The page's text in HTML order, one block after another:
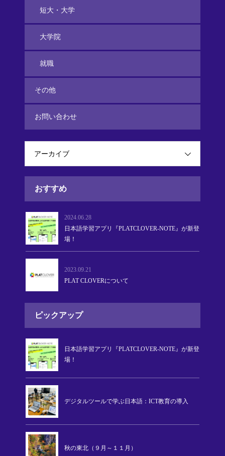
短大・大学
大学院
就職
その他
お問い合わせ
アーカイブ
おすすめ
2024.06.28
日本語学習アプリ『PLATCLOVER-NOTE』が新登
場！
2023.09.21
PLAT CLOVERについて
ピックアップ
日本語学習アプリ『PLATCLOVER-NOTE』が新登
場！
デジタルツールで学ぶ日本語：ICT教育の導入
秋の東北（９月～１１月）